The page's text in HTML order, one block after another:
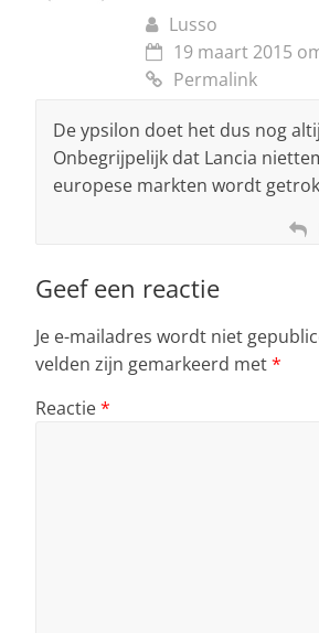
Lusso
19 maart 2015
Permalink
De ypsilon doet het dus nog
Onbegrijpelijk dat Lancia
europese markten wordt
Geef een reactie
Je e-mailadres wordt niet
velden zijn gemarkeerd met*
Reactie*